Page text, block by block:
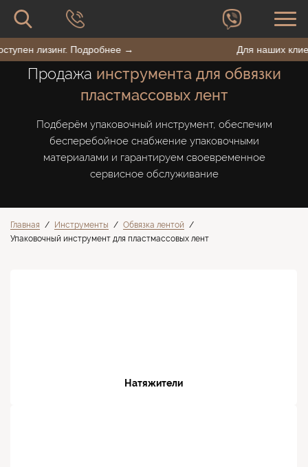
Поиск
по
сайту
поискасайту
доступен лизинг. Подробнее → Для наших
Продажа инструмента для обвязки
пластмассовых лент
Подберём упаковочный инструмент, обеспечим
бесперебойное снабжение упаковочными
материалами и гарантируем своевременное
сервисное обслуживание
Главная / Инструменты / Обвязка лентой /
Упаковочный инструмент для пластмассовых лент
Натяжители